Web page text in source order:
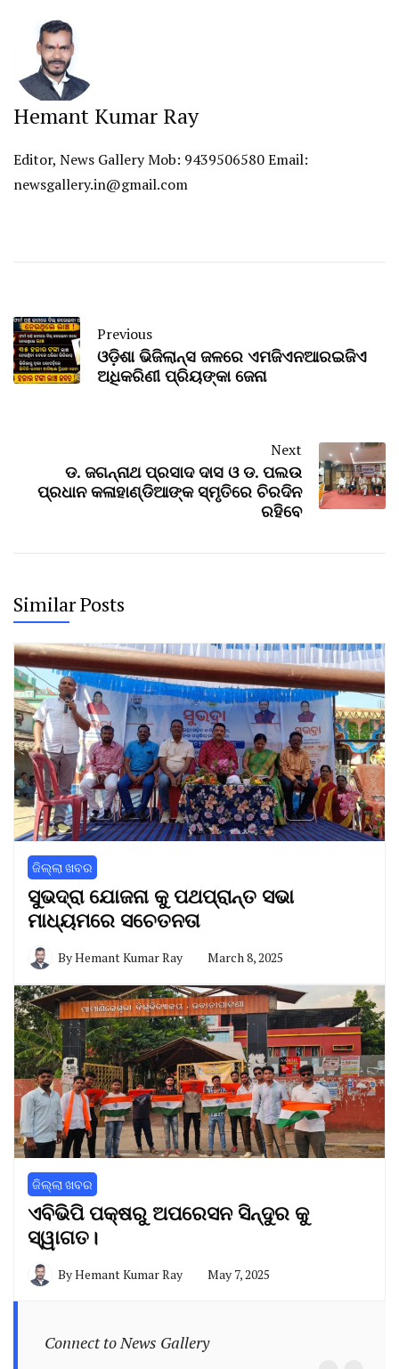
Hemant Kumar Ray
Editor, News Gallery Mob: 9439506580 Email:
newsgallery.in@gmail.com
Previous
ଓଡ଼ିଶା ଭିଜିଲାନ୍ସ ଜଳରେ ଏମଜିଏନଆରଇଜିଏ
ଅଧିକରିଣୀ ପ୍ରିୟଙ୍କା ଜେନା
Next
ଡ. ଜଗନ୍ନାଥ ପ୍ରସାଦ ଦାସ ଓ ଡ. ପଲଉ
ପ୍ରଧାନ କଳାହାଣ୍ଡିଆଙ୍କ ସ୍ମୃତିରେ ଚିରଦିନ
ରହିବେ
Similar Posts
ଜିଲ୍ଲା ଖବର
ସୁଭଦ୍ରା ଯୋଜନା କୁ ପଥପ୍ରାନ୍ତ ସଭା
ମାଧ୍ୟମରେ ସଚେତନତା
ByHemant Kumar Ray March 8, 2025
ଜିଲ୍ଲା ଖବର
ଏବିଭିପି ପକ୍ଷରୁ ଅପରେସନ ସିନ୍ଦୁର କୁ
ସ୍ୱାଗତ।
ByHemant Kumar Ray May 7, 2025
Connect to News Gallery